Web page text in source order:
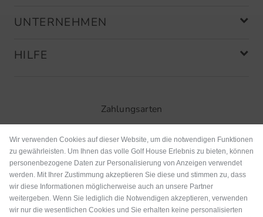
UNTERNEHMEN
HILFE
Zahlungsarten
Wir verwenden Cookies auf dieser Website, um die notwendigen Funktionen
zu gewährleisten. Um Ihnen das volle Golf House Erlebnis zu bieten, können
personenbezogene Daten zur Personalisierung von Anzeigen verwendet
werden. Mit Ihrer Zustimmung akzeptieren Sie diese und stimmen zu, dass
wir diese Informationen möglicherweise auch an unsere Partner
weitergeben. Wenn Sie lediglich die Notwendigen akzeptieren, verwenden
wir nur die wesentlichen Cookies und Sie erhalten keine personalisierten